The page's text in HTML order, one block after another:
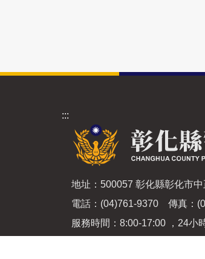
:::
地址：500057 彰化縣彰化市
電話：(04)761-9370 傳真：
服務時間：8:00-17:00 ，24小